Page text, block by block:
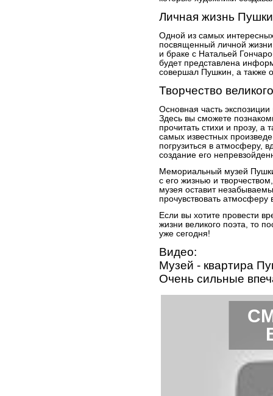
Личная жизнь
Одной из самых
посвященный личной
и браке с Натальей
будет представлена
совершал Пушкин, а также
Творчество
Основная часть
Здесь вы сможете
прочитать стихи и прозу, а
самых известных
погрузиться в атмосферу,
создание его
Мемориальный музей
с его жизнью и
музея оставит
прочувствовать
Если вы хотите провести
жизни великого поэта, то
уже сегодня!
Видео:
Музей - квартира
Очень сильные